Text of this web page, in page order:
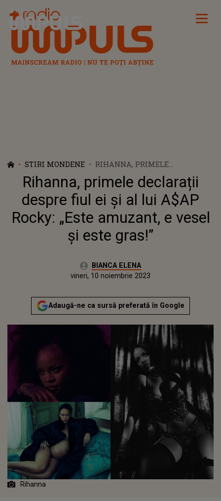
Radio Impuls
STIRI MONDENE
RIHANNA, PRIMELE
DECLARAȚII DESPRE FIUL EI ȘI
AL LUI A$AP ROCKY: „ESTE
AMUZANT, E VESEL ȘI ESTE
GRAS!”
Rihanna, primele declarații
despre fiul ei și al lui A$AP
Rocky: „Este amuzant, e vesel
și este gras!”
Autor:BIANCA ELENA
joi, 10 noiembrie 2022Actualizat:
vineri, 10 noiembrie 2023
Adaugă-ne ca sursă preferată în Google
Rihanna